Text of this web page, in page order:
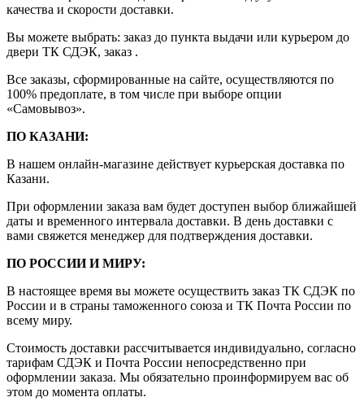
качества и скорости доставки.
Вы можете выбрать: заказ до пункта выдачи или курьером до
двери ТК СДЭК, заказ .
Все заказы, сформированные на сайте, осуществляются по
100% предоплате, в том числе при выборе опции
«Самовывоз».
ПО КАЗАНИ:
В нашем онлайн-магазине действует курьерская доставка по
Казани.
При оформлении заказа вам будет доступен выбор ближайшей
даты и временного интервала доставки. В день доставки с
вами свяжется менеджер для подтверждения доставки.
ПО РОССИИ И МИРУ:
В настоящее время вы можете осуществить заказ ТК СДЭК по
России и в страны таможенного союза и ТК Почта России по
всему миру.
Стоимость доставки рассчитывается индивидуально, согласно
тарифам СДЭК и Почта России непосредственно при
оформлении заказа. Мы обязательно проинформируем вас об
этом до момента оплаты.